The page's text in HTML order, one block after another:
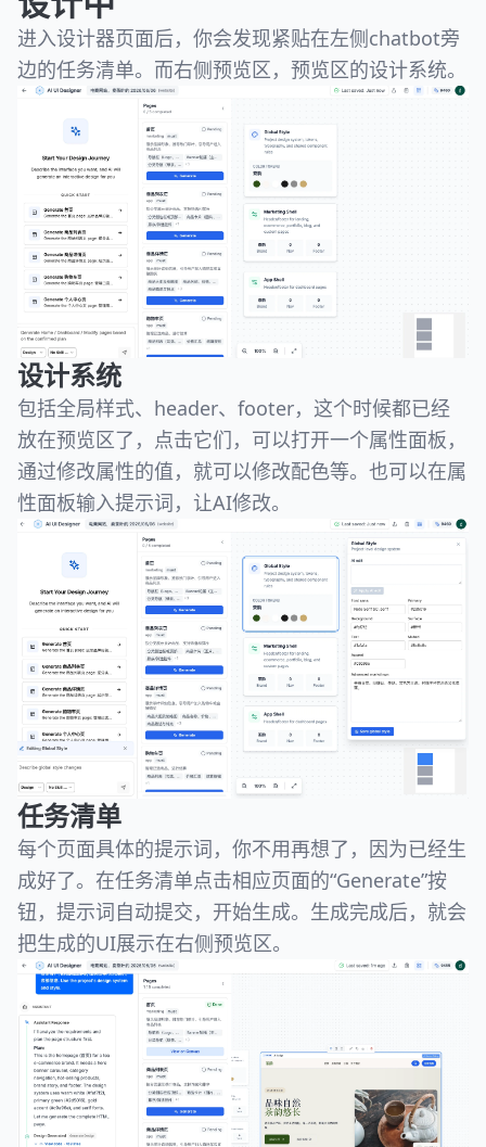
进入设计器页面后，你会发现紧贴在左侧chatbot旁
边的任务清单。而右侧预览区，预览区的设计系统。
设计系统
包括全局样式、header、footer，这个时候都已经
放在预览区了，点击它们，可以打开一个属性面板，
通过修改属性的值，就可以修改配色等。也可以在属
性面板输入提示词，让AI修改。
任务清单
每个页面具体的提示词，你不用再想了，因为已经生
成好了。在任务清单点击相应页面的“Generate”按
钮，提示词自动提交，开始生成。生成完成后，就会
把生成的UI展示在右侧预览区。